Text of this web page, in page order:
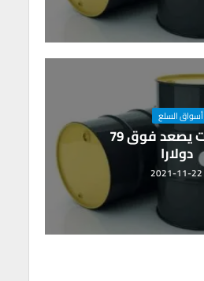
أسواق السلع
خام برنت يصعد فوق 79
دولارا
2021-11-22